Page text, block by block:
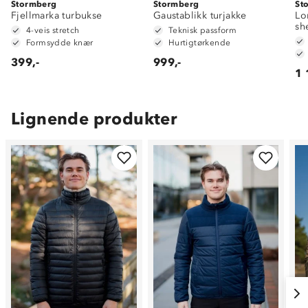
Stormberg
Fjellmarka turbukse
4-veis stretch
Formsydde knær
399,-
Stormberg
Gaustablikk turjakke
Teknisk passform
Hurtigtørkende
999,-
1
Lignende produkter